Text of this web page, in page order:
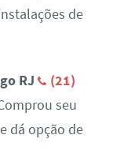
de
RJ
(21)
seu
dá opção de